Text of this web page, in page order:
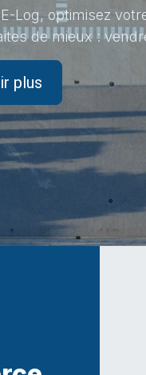
Log, optimisez
de mieux :
plus